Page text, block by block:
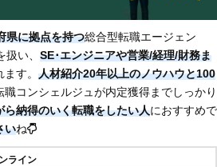
県に拠点を持つ総合型転職エージェン
い、 SE･エンジニアや営業/経理/財務ま
す。 人材紹介20年以上のノウハウと100
職コンシェルジュが内定獲得までしっかり
ら納得のいく転職をしたい人におすすめで
いね
ライン